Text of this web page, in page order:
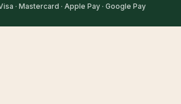
· Mastercard · Apple Pay · Google Pay